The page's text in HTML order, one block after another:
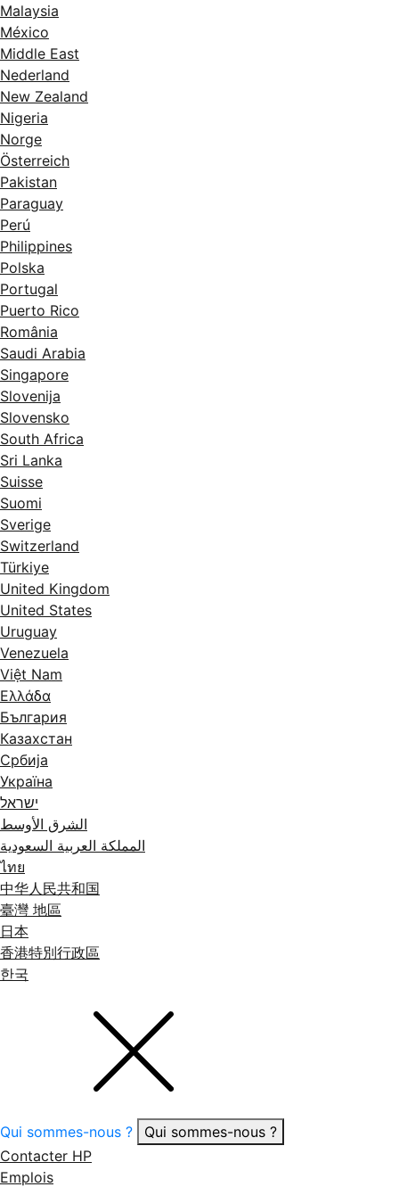
Malaysia
México
Middle East
Nederland
New Zealand
Nigeria
Norge
Österreich
Pakistan
Paraguay
Perú
Philippines
Polska
Portugal
Puerto Rico
România
Saudi Arabia
Singapore
Slovenija
Slovensko
South Africa
Sri Lanka
Suisse
Suomi
Sverige
Switzerland
Türkiye
United Kingdom
United States
Uruguay
Venezuela
Việt Nam
Ελλάδα
България
Казахстан
Србија
Україна
ישראל
الشرق الأوسط
المملكة العربية السعودية
ไทย
中华人民共和国
臺灣 地區
日本
香港特別行政區
한국
Qui sommes-nous ?
Qui sommes-nous ?
Contacter HP
Emplois